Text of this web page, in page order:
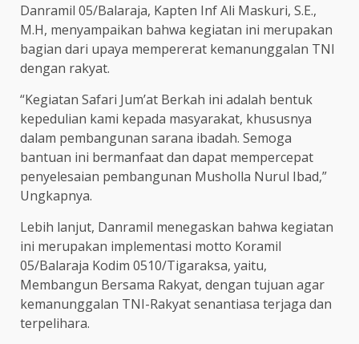
Danramil 05/Balaraja, Kapten Inf Ali Maskuri, S.E.,
M.H, menyampaikan bahwa kegiatan ini merupakan
bagian dari upaya mempererat kemanunggalan TNI
dengan rakyat.
“Kegiatan Safari Jum’at Berkah ini adalah bentuk
kepedulian kami kepada masyarakat, khususnya
dalam pembangunan sarana ibadah. Semoga
bantuan ini bermanfaat dan dapat mempercepat
penyelesaian pembangunan Musholla Nurul Ibad,”
Ungkapnya.
Lebih lanjut, Danramil menegaskan bahwa kegiatan
ini merupakan implementasi motto Koramil
05/Balaraja Kodim 0510/Tigaraksa, yaitu,
Membangun Bersama Rakyat, dengan tujuan agar
kemanunggalan TNI-Rakyat senantiasa terjaga dan
terpelihara.